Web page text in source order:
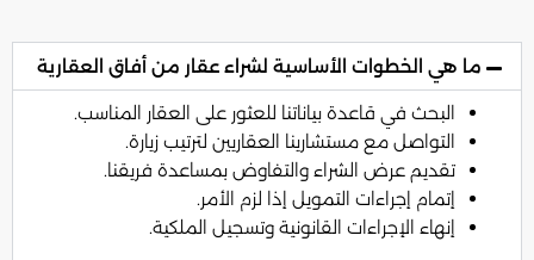
ما هي الخطوات الأساسية لشراء عقار من أفاق العقارية
البحث في قاعدة بياناتنا للعثور على العقار المناسب.
التواصل مع مستشارينا العقاريين لترتيب زيارة.
تقديم عرض الشراء والتفاوض بمساعدة فريقنا.
إتمام إجراءات التمويل إذا لزم الأمر.
إنهاء الإجراءات القانونية وتسجيل الملكية.